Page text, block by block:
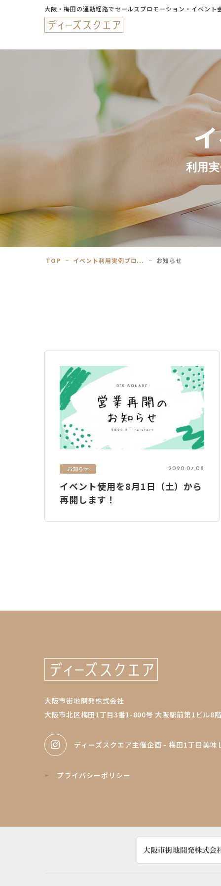
大阪・梅田の通勤経路でセールスプロモーション・イベント
利用
TOP イベント利用実例ブロ... お知らせ
お知らせ 2020.07.08
イベント使用を8月1日（土）から
再開します！
大阪市街地開発株式会社
大阪市北区梅田1丁目3番1-800号 大阪駅前第1ビル8
ディーズスクエア主催企画 - 梅田1丁目美味
プライバシーポリシー